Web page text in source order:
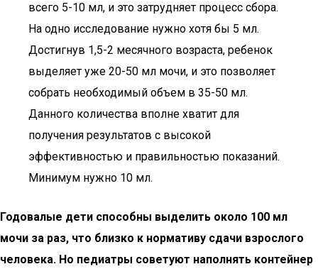
всего 5-10 мл, и это затрудняет процесс сбора.
На одно исследование нужно хотя бы 5 мл.
Достигнув 1,5-2 месячного возраста, ребенок
выделяет уже 20-50 мл мочи, и это позволяет
собрать необходимый объем в 35-50 мл.
Данного количества вполне хватит для
получения результатов с высокой
эффективностью и правильностью показаний.
Минимум нужно 10 мл.
Годовалые дети способны выделить около 100 мл
мочи за раз, что близко к нормативу сдачи взрослого
человека. Но педиатры советуют наполнять контейнер